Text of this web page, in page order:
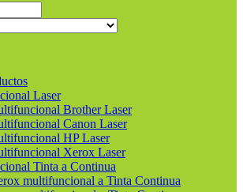
Laser
Brother Laser
Canon Laser
HP Laser
Xerox Laser
Tinta a Continua
multifuncional a Tinta Continua